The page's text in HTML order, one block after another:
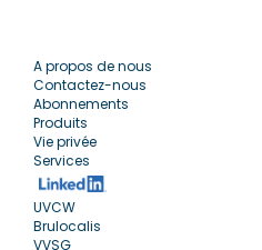
A propos de nous
Contactez-nous
Abonnements
Produits
Vie privée
Services
UVCW
Brulocalis
VVSG